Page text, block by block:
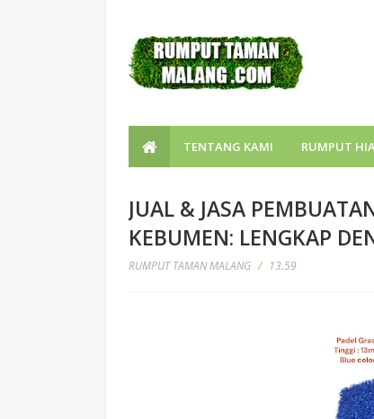
TENTANG KAMI RUMPUT
JUAL & JASA
KEBUMEN: LENGKAP
RUMPUT TAMAN MALANG / 13.59